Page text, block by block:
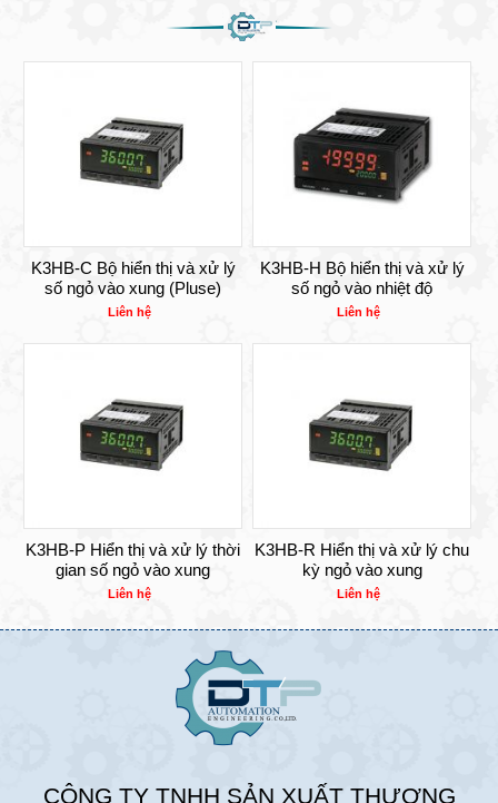
K3HB-C Bộ hiển thị và xử lý
số ngỏ vào xung (Pluse)
Liên hệ
K3HB-H Bộ hiển thị và xử lý
số ngỏ vào nhiệt độ
Liên hệ
K3HB-P Hiển thị và xử lý thời
gian số ngỏ vào xung
Liên hệ
K3HB-R Hiển thị và xử lý chu
kỳ ngỏ vào xung
Liên hệ
CÔNG TY TNHH SẢN XUẤT THƯƠNG